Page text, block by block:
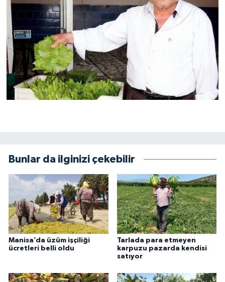
Bunlar da ilginizi çekebilir
Manisa’da üzüm işçiliği
ücretleri belli oldu
Tarlada para etmeyen
karpuzu pazarda kendisi
satıyor